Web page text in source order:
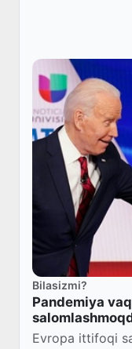
Bilasizmi?
Pandemiya
Evropa ittifoqi